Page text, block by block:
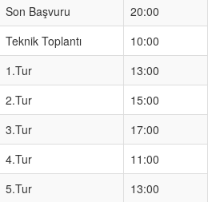
Son Başvuru
20:00
Teknik Toplantı
10:00
1.Tur
13:00
2.Tur
15:00
3.Tur
17:00
4.Tur
11:00
5.Tur
13:00